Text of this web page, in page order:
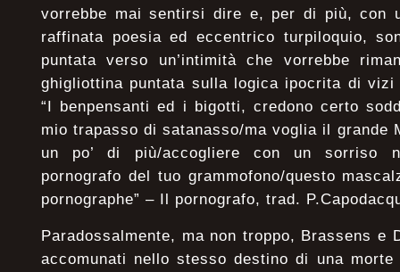
vorrebbe mai sentirsi dire e, per di più, con
raffinata poesia ed eccentrico turpiloquio,
puntata verso un’intimità che vorrebbe
ghigliottina puntata sulla logica ipocrita di
“I benpensanti ed i bigotti, credono certo
mio trapasso di satanasso/ma voglia il grande
un po’ di più/accogliere con un sorriso
pornografo del tuo grammofono/questo
pornographe” – Il pornografo, trad.
Paradossalmente, ma non troppo, Brassens e
accomunati nello stesso destino di una